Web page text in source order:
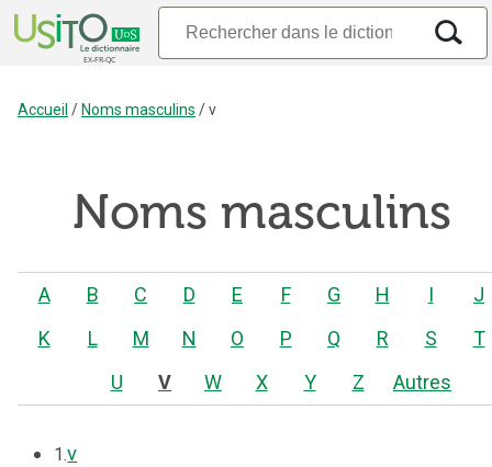
Accueil / Noms masculins /v
Noms masculins
A B C D E F G H I
J
K
L M N O P Q R S
T
U
V W X Y Z Autres
1.v